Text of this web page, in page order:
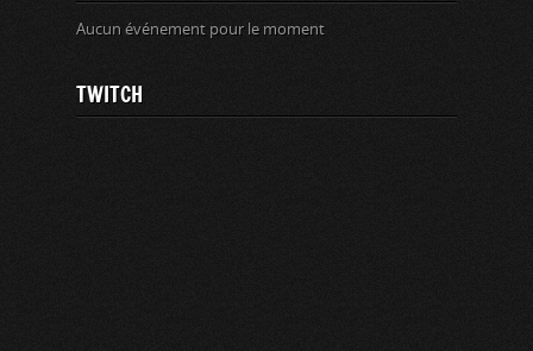
Aucun événement pour le moment
TWITCH